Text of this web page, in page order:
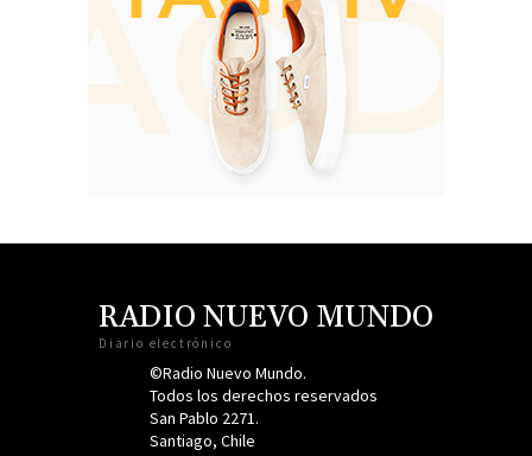
RADIO NUEVO MUNDO
Diario electrónico
©Radio Nuevo Mundo.
Todos los derechos reservados
San Pablo 2271.
Santiago, Chile